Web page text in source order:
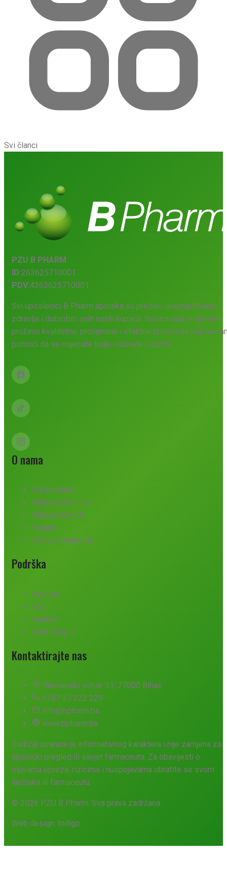
Svi članci
PZU B PHARM
ID:263625710001
PDV:4263625710001
Svi uposlenici B Pharm apoteka su predani unaprijeđivanju
zdravlja i dobrobiti svih naših kupaca. Naša misija je da vam
pružimo kvalitetne, provjerene i efektne proizvode koji će
pomoći da se osjećate bolje i uživate u životu.
O nama
O kompaniji
Naše poslovnice
Naši proizvodi
Karijera
Polica privatnosti
Podrška
Novosti
FAQ
Kontakt
Web Shop
Kontaktirajte nas
Harmanski sokak 31, 77000 Bihać
+387 37 222 229
info@bpharm.ba
www.bpharm.ba
Sadržaj stranice je informativnog karaktera i nije zamjena za
liječnički pregled ili savjet farmaceuta. Za obavijesti o
mjerama opreza, rizicima i nuspojavama obratite se svom
liječniku ili farmaceutu.
© 2026 PZU B Pharm. Sva prava zadržana.
Web design: Indigo